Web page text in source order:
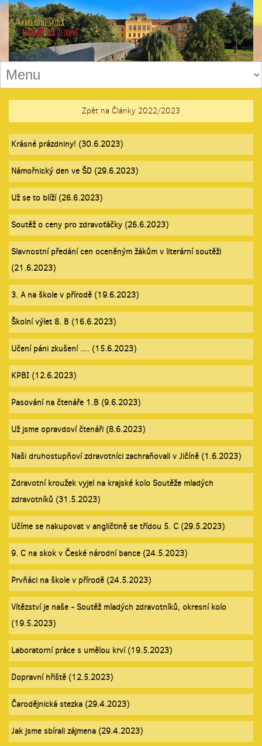
Zpět na Články 2022/2023
Krásné prázdniny! (30.6.2023)
Námořnický den ve ŠD (29.6.2023)
Už se to blíží (26.6.2023)
Soutěž o ceny pro zdravoťáčky (26.6.2023)
Slavnostní předání cen oceněným žákům v literární soutěži
(21.6.2023)
3. A na škole v přírodě (19.6.2023)
Školní výlet 8. B (16.6.2023)
Učení páni zkušení .... (15.6.2023)
KPBI (12.6.2023)
Pasování na čtenáře 1.B (9.6.2023)
Už jsme opravdoví čtenáři (8.6.2023)
Naši druhostupňoví zdravotníci zachraňovali v Jičíně (1.6.2023)
Zdravotní kroužek vyjel na krajské kolo Soutěže mladých
zdravotníků (31.5.2023)
Učíme se nakupovat v angličtině se třídou 5. C (29.5.2023)
9. C na skok v České národní bance (24.5.2023)
Prvňáci na škole v přírodě (24.5.2023)
Vítězství je naše - Soutěž mladých zdravotníků, okresní kolo
(19.5.2023)
Laboratorní práce s umělou krví (19.5.2023)
Dopravní hřiště (12.5.2023)
Čarodějnická stezka (29.4.2023)
Jak jsme sbírali zájmena (29.4.2023)